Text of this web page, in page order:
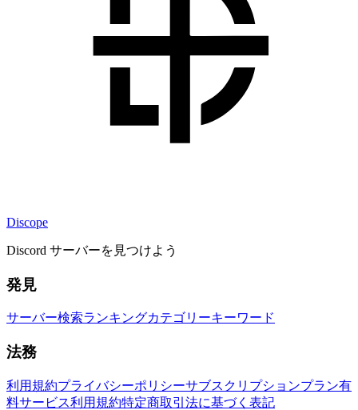
Discope
Discord サーバーを見つけよう
発見
サーバー検索ランキングカテゴリーキーワード
法務
利用規約プライバシーポリシーサブスクリプションプラン有
料サービス利用規約特定商取引法に基づく表記